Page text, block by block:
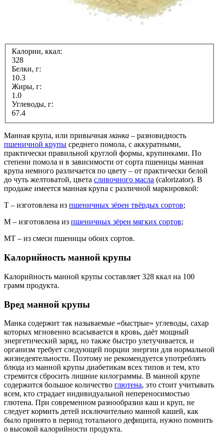
Калории, ккал:
328
Белки, г:
10.3
Жиры, г:
1.0
Углеводы, г:
67.4
Манная крупа, или привычнаяманка – разновидность
пшеничной крупы среднего помола, с аккуратными,
практически правильной круглой формы, крупинками. По
степени помола и в зависимости от сорта пшеницы манная
крупа немного различается по цвету – от практически белой
до чуть желтоватой, цвета сливочного масла (calorizator). В
продаже имеется манная крупа с различной маркировкой:
Т – изготовлена из пшеничных зёрен твёрдых сортов;
М – изготовлена из пшеничных зёрен мягких сортов;
МТ – из смеси пшеницы обоих сортов.
Калорийность манной крупы
Калорийность манной крупы составляет 328 ккал на 100
грамм продукта.
Вред манной крупы
Манка содержит так называемые «быстрые» углеводы, сахар
которых мгновенно всасывается в кровь, даёт мощный
энергетический заряд, но также быстро улетучивается, и
организм требует следующей порции энергии для нормальной
жизнедеятельности. Поэтому не рекомендуется употреблять
блюда из манной крупы диабетикам всех типов и тем, кто
стремится сбросить лишние килограммы. В манной крупе
содержится большое количество глютена, это стоит учитывать
всем, кто страдает индивидуальной непереносимостью
глютена. При современном разнообразии каш и круп, не
следует кормить детей исключительно манной кашей, как
было принято в период тотального дефицита, нужно помнить
о высокой калорийности продукта.